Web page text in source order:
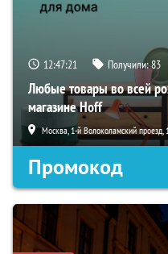
12:47:20 Получили:83
Любые товары во всей
магазине Hoff
Москва, 1-й Волоколамский проезд,
Промокод